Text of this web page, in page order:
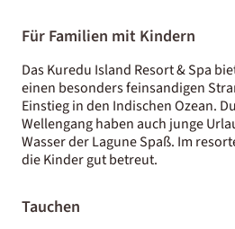
Für Familien mit Kindern
Das Kuredu Island Resort & Spa
einen besonders feinsandigen
Einstieg in den Indischen Ozean.
Wellengang haben auch junge
Wasser der Lagune Spaß. Im
die Kinder gut betreut.
Tauchen